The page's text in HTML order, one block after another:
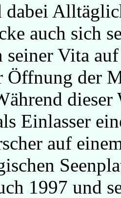
auch sich
seiner Vita
Öffnung der
dieser
Einlasser
auf
1997 und